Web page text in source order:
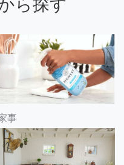
ら探す
事